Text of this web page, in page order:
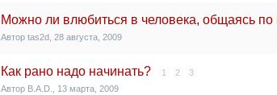
Можно ли влюбиться в человека, общаясь по
Автор tas2d 28 августа, 2009
Как рано надо начинать? 1 2
3
Автор B.A.D. 13 марта, 2009